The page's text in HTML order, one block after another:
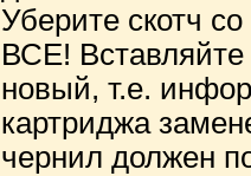
Уберите скотч
ВСЕ! Вставляйте
новый, т.е.
картриджа
чернил должен